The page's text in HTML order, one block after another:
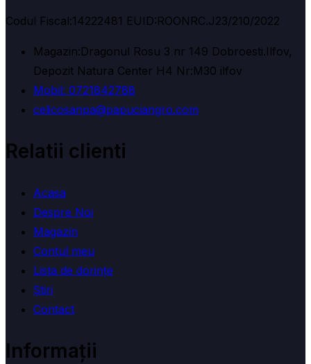
Codul Fiscal:14222481 EUID:ROONRC.J23/210/2022
Magazin:Dragonul Rosu 3 nr 149 Dobroesti.Ilfov,
Depozit Natura Center H4 Nr:M30 ilfov
Mobil: 0721842788
celicosanpa@papuciangro.com
Relatii clienti
Acasa
Despre Noi
Magazin
Contul meu
Lista de dorințe
Ştiri
Contact
Informații